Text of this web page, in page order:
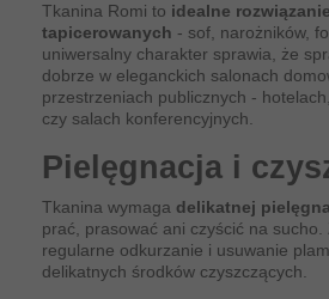
Tkanina Romi to idealne
tapicerowanych - sof, narożników,
uniwersalny charakter sprawia, że
dobrze w eleganckich salonach
przestrzeniach publicznych -
czy salach konferencyjnych.
Pielęgnacja i
Tkanina wymaga delikatnej
prać, prasować ani czyścić na sucho.
regularne odkurzanie i usuwanie
delikatnych środków czyszczących.